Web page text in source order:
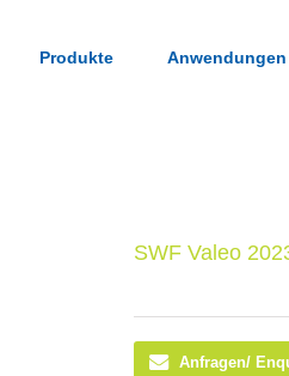
Produkte Anwendungen
SWF Valeo
Anfragen/